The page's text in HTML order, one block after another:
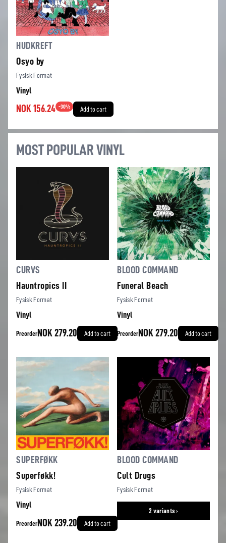
HUDKREFT
Osyo by
Fysisk Format
Vinyl
NOK 156.24 -30% Add to cart
MOST POPULAR VINYL
CURVS
Hauntropics II
Fysisk Format
Vinyl
Preorder NOK 279.20 Add to cart
BLOOD COMMAND
Funeral Beach
Fysisk Format
Vinyl
Preorder NOK 279.20 Add to cart
SUPERFØKK
Superføkk!
Fysisk Format
Vinyl
Preorder NOK 239.20 Add to cart
BLOOD COMMAND
Cult Drugs
Fysisk Format
2 variants ›